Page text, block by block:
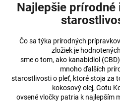
Najlepšie prírodné
Čo sa týka prírodných
zložiek je
sme o tom, ako kanabidiol
mnoho ďalších
starostlivosti o pleť, ktoré stoja za
kokosový olej, Gotu
ovsené vločky patria k najlepším
e